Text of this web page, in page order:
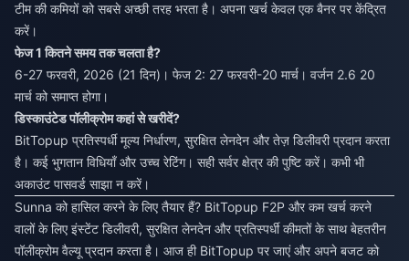
टीम की कमियों को सबसे अच्छी तरह भरता है। अपना खर्च केवल एक बैनर पर केंद्रित
करें।
फेज 1 कितने समय तक चलता है?
6-27 फरवरी, 2026 (21 दिन)। फेज 2: 27 फरवरी-20 मार्च। वर्जन 2.6 20
मार्च को समाप्त होगा।
डिस्काउंटेड पॉलीक्रोम कहां से खरीदें?
BitTopup प्रतिस्पर्धी मूल्य निर्धारण, सुरक्षित लेनदेन और तेज़ डिलीवरी प्रदान करता
है। कई भुगतान विधियाँ और उच्च रेटिंग। सही सर्वर क्षेत्र की पुष्टि करें। कभी भी
अकाउंट पासवर्ड साझा न करें।
Sunna को हासिल करने के लिए तैयार हैं? BitTopup F2P और कम खर्च करने
वालों के लिए इंस्टेंट डिलीवरी, सुरक्षित लेनदेन और प्रतिस्पर्धी कीमतों के साथ बेहतरीन
पॉलीक्रोम वैल्यू प्रदान करता है। आज ही BitTopup पर जाएं और अपने बजट को